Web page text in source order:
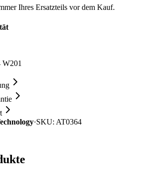
Ihres Ersatzteils vor dem Kauf.
W201
·SKU: AT0364